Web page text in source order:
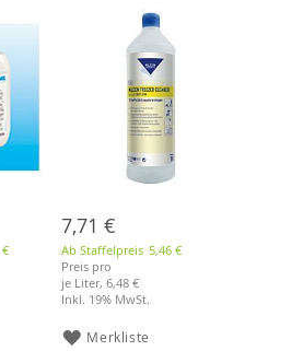
7,71 €
Ab Staffelpreis 5,46 €
Preis pro
je Liter,6,48 €
Inkl. 19% MwSt.
Merkliste